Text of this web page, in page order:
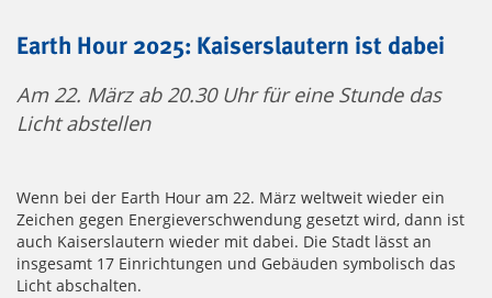
Earth Hour 2025: Kaiserslautern ist dabei
Am 22. März ab 20.30 Uhr für eine Stunde das
Licht abstellen
Wenn bei der Earth Hour am 22. März weltweit wieder ein
Zeichen gegen Energieverschwendung gesetzt wird, dann ist
auch Kaiserslautern wieder mit dabei. Die Stadt lässt an
insgesamt 17 Einrichtungen und Gebäuden symbolisch das
Licht abschalten.